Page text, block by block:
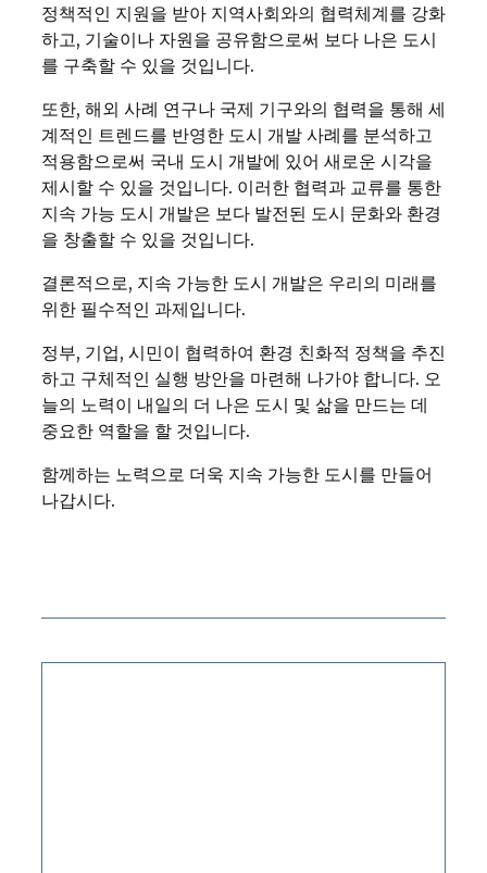
정책적인 지원을 받아 지역사회와의 협력체계를 강화
하고, 기술이나 자원을 공유함으로써 보다 나은 도시
를 구축할 수 있을 것입니다.
또한, 해외 사례 연구나 국제 기구와의 협력을 통해 세
계적인 트렌드를 반영한 도시 개발 사례를 분석하고
적용함으로써 국내 도시 개발에 있어 새로운 시각을
제시할 수 있을 것입니다. 이러한 협력과 교류를 통한
지속 가능 도시 개발은 보다 발전된 도시 문화와 환경
을 창출할 수 있을 것입니다.
결론적으로, 지속 가능한 도시 개발은 우리의 미래를
위한 필수적인 과제입니다.
정부, 기업, 시민이 협력하여 환경 친화적 정책을 추진
하고 구체적인 실행 방안을 마련해 나가야 합니다. 오
늘의 노력이 내일의 더 나은 도시 및 삶을 만드는 데
중요한 역할을 할 것입니다.
함께하는 노력으로 더욱 지속 가능한 도시를 만들어
나갑시다.